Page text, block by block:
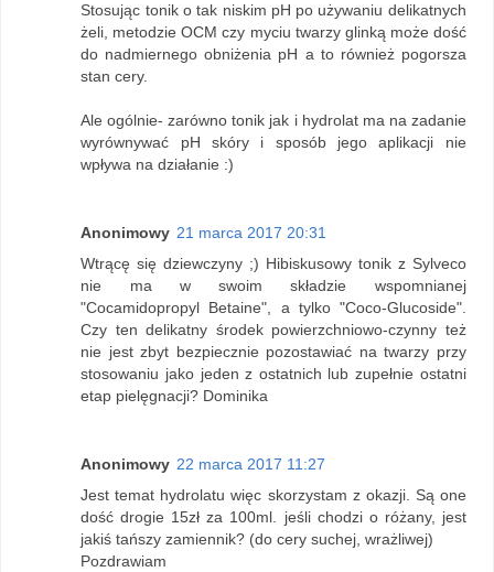
Stosując tonik o tak niskim pH po używaniu delikatnych
żeli, metodzie OCM czy myciu twarzy glinką może dość
do nadmiernego obniżenia pH a to również pogorsza
stan cery.
Ale ogólnie- zarówno tonik jak i hydrolat ma na zadanie
wyrównywać pH skóry i sposób jego aplikacji nie
wpływa na działanie :)
Anonimowy 21 marca 2017 20:31
Wtrącę się dziewczyny ;) Hibiskusowy tonik z Sylveco
nie ma w swoim składzie wspomnianej
"Cocamidopropyl Betaine", a tylko "Coco-Glucoside".
Czy ten delikatny środek powierzchniowo-czynny też
nie jest zbyt bezpiecznie pozostawiać na twarzy przy
stosowaniu jako jeden z ostatnich lub zupełnie ostatni
etap pielęgnacji? Dominika
Anonimowy 22 marca 2017 11:27
Jest temat hydrolatu więc skorzystam z okazji. Są one
dość drogie 15zł za 100ml. jeśli chodzi o różany, jest
jakiś tańszy zamiennik? (do cery suchej, wrażliwej)
Pozdrawiam